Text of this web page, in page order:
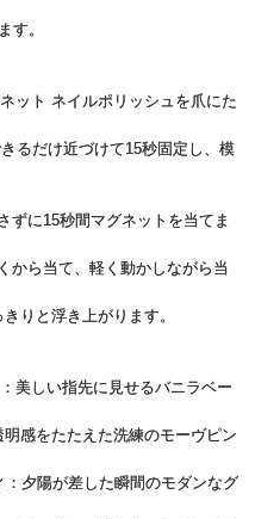
す。
ット ネイルポリッシュを爪にた
るだけ近づけて15秒固定し、模
ずに15秒間マグネットを当てま
から当て、軽く動かしながら当
りと浮き上がります。
美しい指先に見せるバニラベー
感をたたえた洗練のモーヴピン
夕陽が差した瞬間のモダンなグ